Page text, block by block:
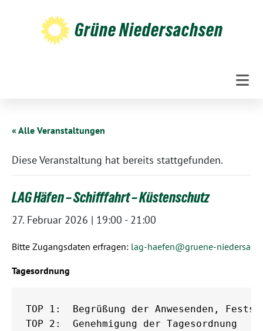
Grüne Niedersachsen
« Alle Veranstaltungen
Diese Veranstaltung hat bereits stattgefunden.
LAG Häfen – Schifffahrt – Küstenschutz
27. Februar 2026 | 19:00 - 21:00
Bitte Zugangsdaten erfragen: lag-haefen@gruene-
Tagesordnung
TOP 1:  Begrüßung der Anwesenden,
TOP 2:  Genehmigung der Tagesordnung